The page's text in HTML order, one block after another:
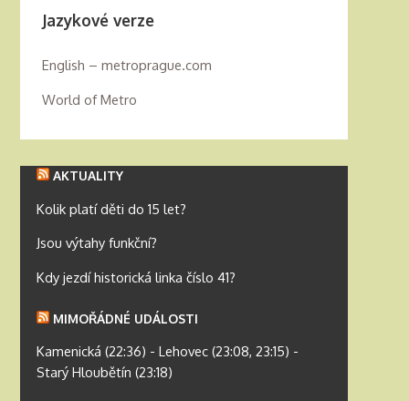
Jazykové verze
English – metroprague.com
World of Metro
AKTUALITY
Kolik platí děti do 15 let?
Jsou výtahy funkční?
Kdy jezdí historická linka číslo 41?
MIMOŘÁDNÉ UDÁLOSTI
Kamenická (22:36) - Lehovec (23:08, 23:15) -
Starý Hloubětín (23:18)